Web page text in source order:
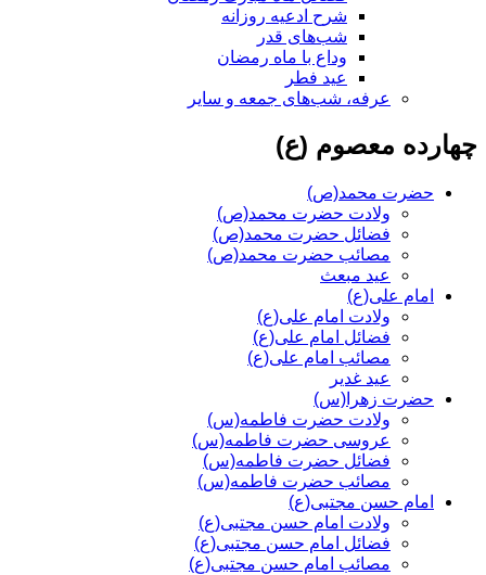
شرح ادعیه روزانه
شب‌های قدر
وداع با ماه رمضان
عید فطر
عرفه، شب‌های جمعه و سایر
چهارده معصوم (ع)
حضرت محمد(ص)
ولادت حضرت محمد(ص)
فضائل حضرت محمد(ص)
مصائب حضرت محمد(ص)
عید مبعث
امام علی(ع)
ولادت امام علی(ع)
فضائل امام علی(ع)
مصائب امام علی(ع)
عید غدیر
حضرت زهرا(س)
ولادت حضرت فاطمه(س)
عروسی حضرت فاطمه(س)
فضائل حضرت فاطمه(س)
مصائب حضرت فاطمه(س)
امام حسن مجتبی(ع)
ولادت امام حسن مجتبی(ع)
فضائل امام حسن مجتبی(ع)
مصائب امام حسن مجتبی(ع)